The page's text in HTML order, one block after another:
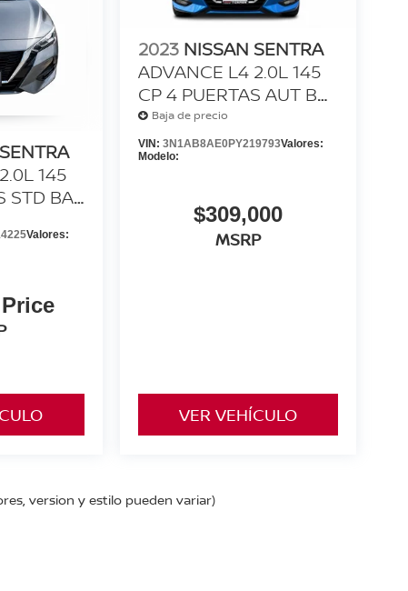
145
STD BA
Valores:
2023 NISSAN SENTRA
ADVANCE L4 2.0L 145
CP 4 PUERTAS AUT BA
AABaja de precio
VIN: 3N1AB8AE0PY219793Valores:
Modelo:
$309,000
MSRP
VER VEHÍCULO
version y estilo pueden variar)